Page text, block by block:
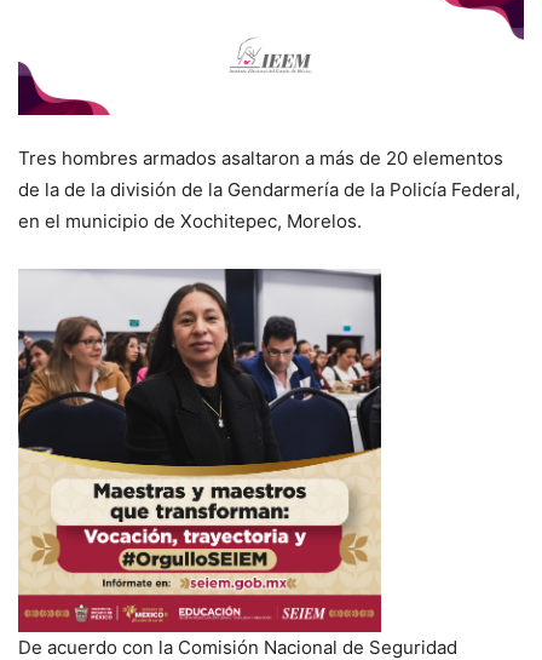
Tres hombres armados asaltaron a más de 20 elementos
de la de la división de la Gendarmería de la Policía Federal,
en el municipio de Xochitepec, Morelos.
De acuerdo con la Comisión Nacional de Seguridad